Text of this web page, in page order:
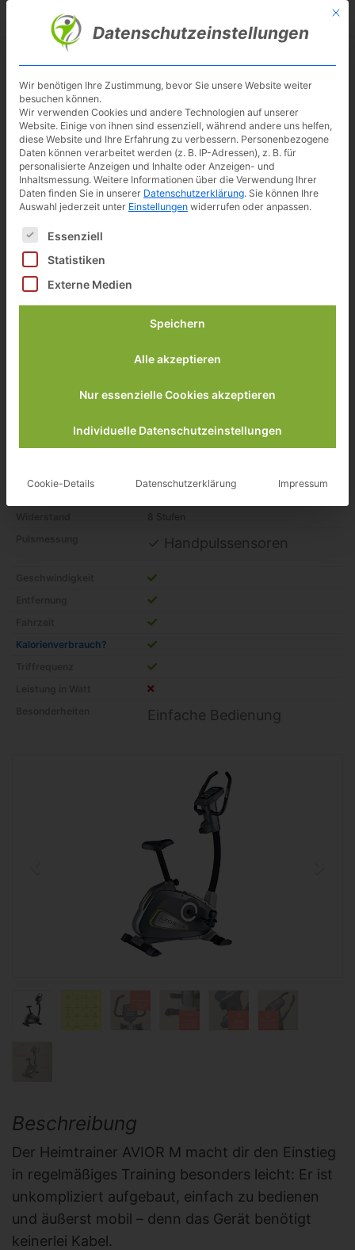
Skip
Besuche meinen Youtube-Kanal ▶︎
Kettler Heimtrainer Avior M
Alle (4) anzeigen
Preisvergleich
329,00 €399,00 €
inkl. 19% gesetzlicher MwSt.
Zuletzt aktualisiert am: 9. August 2026 05:01
Zuletzt aktualisiert am: 9. August 2026 05:01
8 Stufen
✓ Handpulssensoren
Kalorienverbrauch?
Einfache Bedienung
Beschreibung
Der Heimtrainer AVIOR M macht dir den Einstieg
in regelmäßiges Training besonders leicht: Er ist
unkompliziert aufgebaut, einfach zu bedienen
und äußerst mobil – denn das Gerät benötigt
keinerlei Kabel.
Mit
Datenschutzeinstellungen
Wir benötigen Ihre Zustimmung, bevor Sie unsere Website weiter
besuchen können.
Wir verwenden Cookies und andere Technologien auf unserer
Website. Einige von ihnen sind essenziell, während andere uns helfen,
diese Website und Ihre Erfahrung zu verbessern. Personenbezogene
Daten können verarbeitet werden (z. B. IP-Adressen), z. B. für
personalisierte Anzeigen und Inhalte oder Anzeigen- und
Inhaltsmessung. Weitere Informationen über die Verwendung Ihrer
Daten finden Sie in unserer Datenschutzerklärung. Sie können Ihre
Auswahl jederzeit unter Einstellungen widerrufen oder anpassen.
Es folgt eine Liste der Service-Gruppen, für die eine
Essenziell
Statistiken
Externe Medien
Speichern
Alle akzeptieren
Nur essenzielle Cookies akzeptieren
Individuelle Datenschutzeinstellungen
Cookie-Details Datenschutzerklärung Impressum